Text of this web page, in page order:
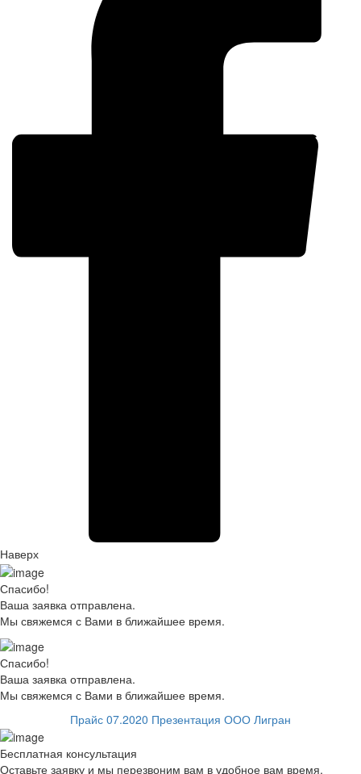
Наверх
Спасибо!
Ваша заявка отправлена.
Мы свяжемся с Вами в ближайшее время.
Спасибо!
Ваша заявка отправлена.
Мы свяжемся с Вами в ближайшее время.
Прайс 07.2020 Презентация ООО Лигран
Бесплатная консультация
Оставьте заявку и мы перезвоним вам в удобное вам время.